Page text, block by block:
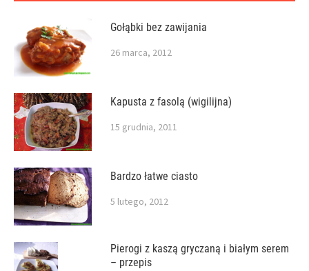
Gołąbki bez zawijania
26 marca, 2012
Kapusta z fasolą (wigilijna)
15 grudnia, 2011
Bardzo łatwe ciasto
5 lutego, 2012
Pierogi z kaszą gryczaną i białym serem
– przepis